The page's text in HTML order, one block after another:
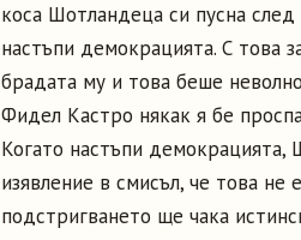
коса Шотландеца си пусна
настъпи демокрацията. С това
брадата му и това беше
Фидел Кастро някак я бе
Когато настъпи демокрацията,
изявление в смисъл, че това
подстригването ще чака